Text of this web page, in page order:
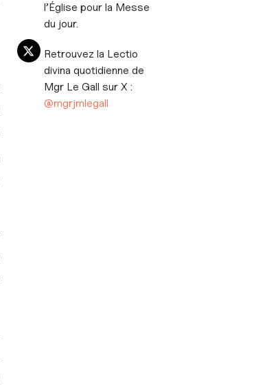
l’Église pour la Messe
du jour.
Retrouvez la Lectio
divina quotidienne de
Mgr Le Gall sur X :
@mgrjmlegall